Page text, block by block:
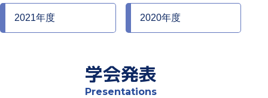
2021年度 2020年度
学会発表
Presentations